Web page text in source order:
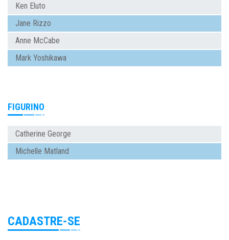
Ken Eluto
Jane Rizzo
Anne McCabe
Mark Yoshikawa
FIGURINO
Catherine George
Michelle Matland
CADASTRE-SE